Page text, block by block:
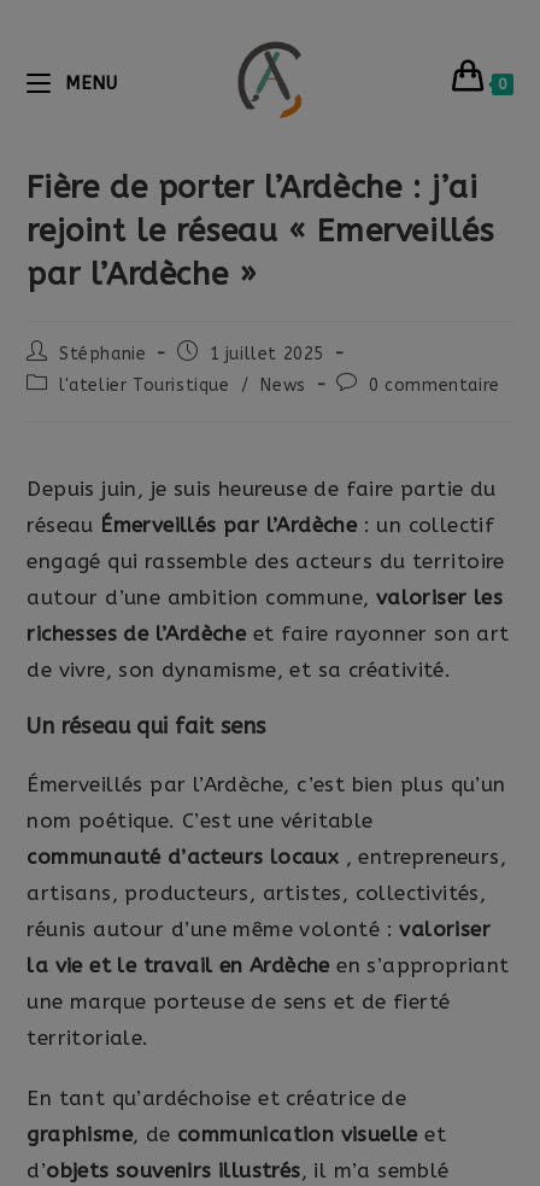
MENU 0
Fière de porter l’Ardèche : j’ai
rejoint le réseau « Emerveillés
par l’Ardèche »
Stéphanie
1 juillet 2025
l'atelier Touristique
/ News 0 commentaire
Depuis juin, je suis heureuse de faire partie du
réseau Émerveillés par l’Ardèche : un collectif
engagé qui rassemble des acteurs du territoire
autour d’une ambition commune, valoriser les
richesses de l’Ardèche et faire rayonner son art
de vivre, son dynamisme, et sa créativité.
Un réseau qui fait sens
Émerveillés par l’Ardèche, c’est bien plus qu’un
nom poétique. C’est une véritable
communauté d’acteurs locaux , entrepreneurs,
artisans, producteurs, artistes, collectivités,
réunis autour d’une même volonté :valoriser
la vie et le travail en Ardèche en s’appropriant
une marque porteuse de sens et de fierté
territoriale.
En tant qu’ardéchoise et créatrice de
graphisme, de communication visuelle et
d’objets souvenirs illustrés, il m’a semblé